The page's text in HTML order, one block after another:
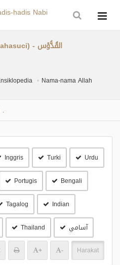
Al-Quddūs (Mahasuci) - القُدُّوْس
Nama-nama Allah
Inggris Turki Urdu
Portugis Bengali
Tagalog Indian
Thailand آسامي
+ - Harakat